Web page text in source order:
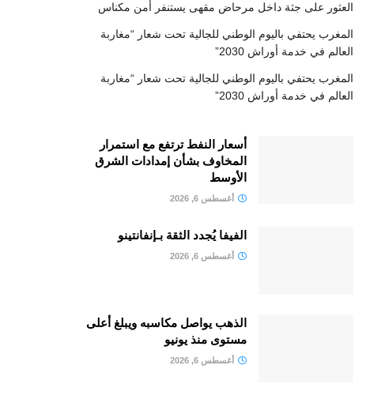
العثور على جثة داخل مرحاض مقهى يستنفر أمن مكناس
المغرب يحتفي باليوم الوطني للجالية تحت شعار “مغاربة
العالم في خدمة أوراش 2030”
المغرب يحتفي باليوم الوطني للجالية تحت شعار “مغاربة
العالم في خدمة أوراش 2030”
أسعار النفط ترتفع مع استمرار
المخاوف بشأن إمدادات الشرق
الأوسط
أغسطس 6, 2026
الفيفا يُجدد الثقة بـإنفانتينو
أغسطس 6, 2026
الذهب يواصل مكاسبه ويبلغ أعلى
مستوى منذ يونيو
أغسطس 6, 2026